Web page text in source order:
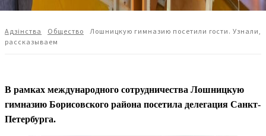
Адзiнства Общество
Лошницкую гимназию посетили гости. Узнали,
рассказываем
В рамках международного сотрудничества Лошницкую
гимназию Борисовского района посетила делегация Санкт-
Петербурга.